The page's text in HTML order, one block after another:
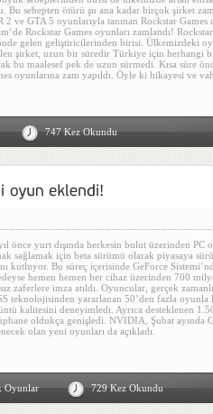
Bu sebepten ötürü şu ana kadar birçok şirket
2 ve GTA 5 oyunlarıyla tanınan Rockstar Games
Rockstar Games oyunları zamlandı!
gelen geliştiricilerinden birisi. Ülkemizdeki
şirket, uzun bir süredir Türkiye için herhangi
bu maalesef pek de uzun sürmedi. Kısa süre
oyunlarına zam yapıldı. Öyle ki hikayesi ve
747 Kez Okundu
önce yurt dışında herkesin bulut üzerinden PC
sağlamak için beta sürümü olarak piyasaya
kutluyor. Bu süreç içerisinde GeForce
hemen hemen her cihaz üzerinden 700
zaferlere imza atıldı. Oyuncular, gerçek
teknolojisinden yararlanan 50’den fazla oyunla
kalitesini deneyimledi. Ayrıca desteklenen
oldukça genişledi. NVIDIA, Şubat ayında
olan yeni oyunları da açıkladı.
Oyunlar 729 Kez Okundu